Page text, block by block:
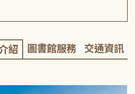
紹 圖書館服務 交通資訊